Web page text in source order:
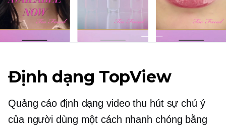
Định dạng TopView
Quảng cáo định dạng video thu hút sự chú ý
của người dùng một cách nhanh chóng bằng